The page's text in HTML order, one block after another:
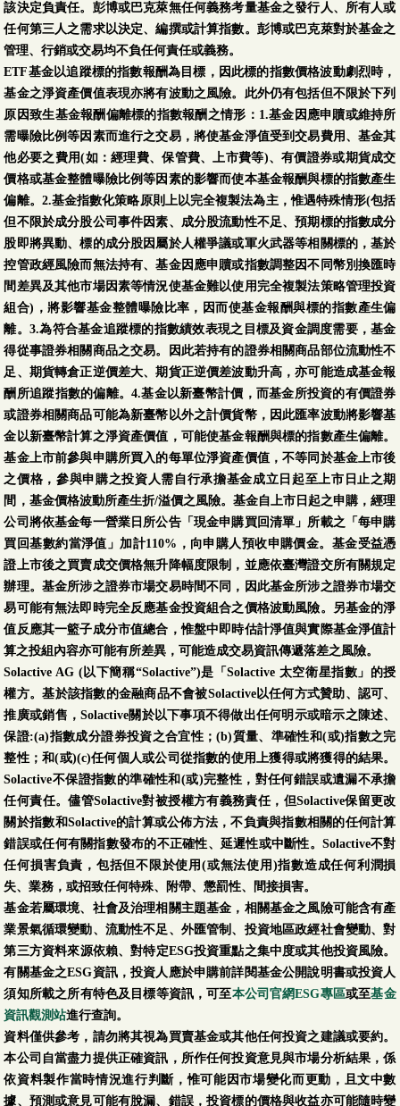
該決定負責任。彭博或巴克萊無任何義務考量基金之發行人、所有人或
任何第三人之需求以決定、編撰或計算指數。彭博或巴克萊對於基金之
管理、行銷或交易均不負任何責任或義務。
ETF基金以追蹤標的指數報酬為目標，因此標的指數價格波動劇烈時，
基金之淨資產價值表現亦將有波動之風險。此外仍有包括但不限於下列
原因致生基金報酬偏離標的指數報酬之情形：1.基金因應申贖或維持所
需曝險比例等因素而進行之交易，將使基金淨值受到交易費用、基金其
他必要之費用(如：經理費、保管費、上市費等)、有價證券或期貨成交
價格或基金整體曝險比例等因素的影響而使本基金報酬與標的指數產生
偏離。2.基金指數化策略原則上以完全複製法為主，惟遇特殊情形(包括
但不限於成分股公司事件因素、成分股流動性不足、預期標的指數成分
股即將異動、標的成分股因屬於人權爭議或軍火武器等相關標的，基於
控管政經風險而無法持有、基金因應申贖或指數調整因不同幣別換匯時
間差異及其他市場因素等情況使基金難以使用完全複製法策略管理投資
組合)，將影響基金整體曝險比率，因而使基金報酬與標的指數產生偏
離。3.為符合基金追蹤標的指數績效表現之目標及資金調度需要，基金
得從事證券相關商品之交易。因此若持有的證券相關商品部位流動性不
足、期貨轉倉正逆價差大、期貨正逆價差波動升高，亦可能造成基金報
酬所追蹤指數的偏離。4.基金以新臺幣計價，而基金所投資的有價證券
或證券相關商品可能為新臺幣以外之計價貨幣，因此匯率波動將影響基
金以新臺幣計算之淨資產價值，可能使基金報酬與標的指數產生偏離。
基金上市前參與申購所買入的每單位淨資產價值，不等同於基金上市後
之價格，參與申購之投資人需自行承擔基金成立日起至上市日止之期
間，基金價格波動所產生折/溢價之風險。基金自上市日起之申購，經理
公司將依基金每一營業日所公告「現金申購買回清單」所載之「每申購
買回基數約當淨值」加計110%，向申購人預收申購價金。基金受益憑
證上市後之買賣成交價格無升降幅度限制，並應依臺灣證交所有關規定
辦理。基金所涉之證券市場交易時間不同，因此基金所涉之證券市場交
易可能有無法即時完全反應基金投資組合之價格波動風險。另基金的淨
值反應其一籃子成分市值總合，惟盤中即時估計淨值與實際基金淨值計
算之投組內容亦可能有所差異，可能造成交易資訊傳遞落差之風險。
Solactive AG (以下簡稱“Solactive”)是「Solactive 太空衛星指數」的授
權方。基於該指數的金融商品不會被Solactive以任何方式贊助、認可、
推廣或銷售，Solactive關於以下事項不得做出任何明示或暗示之陳述、
保證:(a)指數成分證券投資之合宜性；(b)質量、準確性和(或)指數之完
整性；和(或)(c)任何個人或公司從指數的使用上獲得或將獲得的結果。
Solactive不保證指數的準確性和(或)完整性，對任何錯誤或遺漏不承擔
任何責任。儘管Solactive對被授權方有義務責任，但Solactive保留更改
關於指數和Solactive的計算或公佈方法，不負責與指數相關的任何計算
錯誤或任何有關指數發布的不正確性、延遲性或中斷性。Solactive不對
任何損害負責，包括但不限於使用(或無法使用)指數造成任何利潤損
失、業務，或招致任何特殊、附帶、懲罰性、間接損害。
基金若屬環境、社會及治理相關主題基金，相關基金之風險可能含有產
業景氣循環變動、流動性不足、外匯管制、投資地區政經社會變動、對
第三方資料來源依賴、對特定ESG投資重點之集中度或其他投資風險。
有關基金之ESG資訊，投資人應於申購前詳閱基金公開說明書或投資人
須知所載之所有特色及目標等資訊，可至本公司官網ESG專區或至基金
資訊觀測站進行查詢。
資料僅供參考，請勿將其視為買賣基金或其他任何投資之建議或要約。
本公司自當盡力提供正確資訊，所作任何投資意見與市場分析結果，係
依資料製作當時情況進行判斷，惟可能因市場變化而更動，且文中數
據、預測或意見可能有脫漏、錯誤，投資標的價格與收益亦可能隨時變